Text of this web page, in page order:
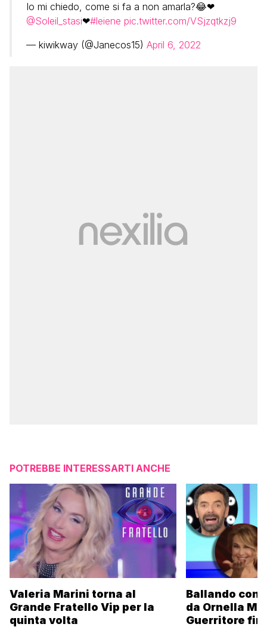
Io mi chiedo, come si fa a non amarla?😂❤
@Soleil_stasi❤#leiene pic.twitter.com/VSjzqtkzj9
— kiwikway (@Janecos15) April 6, 2022
POTREBBE INTERESSARTI ANCHE
Valeria Marini torna al
Grande Fratello Vip per la
quinta volta
Ballando con
da Ornella
Guerritore